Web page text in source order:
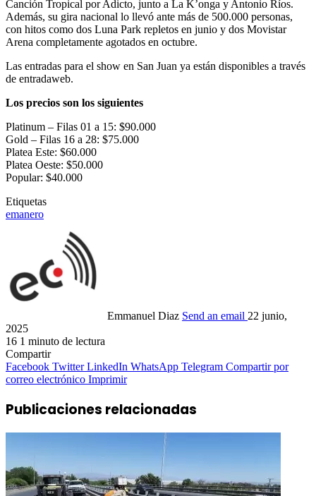
Canción Tropical por Adicto, junto a La K’onga y Antonio Ríos.
Además, su gira nacional lo llevó ante más de 500.000 personas,
con hitos como dos Luna Park repletos en junio y dos Movistar
Arena completamente agotados en octubre.
Las entradas para el show en San Juan ya están disponibles a través
de entradaweb.
Los precios son los siguientes
Platinum – Filas 01 a 15: $90.000
Gold – Filas 16 a 28: $75.000
Platea Este: $60.000
Platea Oeste: $50.000
Popular: $40.000
Etiquetas
emanero
Emmanuel Diaz Send an email 22 junio,
2025
16 1 minuto de lectura
Compartir
Facebook Twitter LinkedIn WhatsApp Telegram Compartir por
correo electrónico Imprimir
Publicaciones relacionadas